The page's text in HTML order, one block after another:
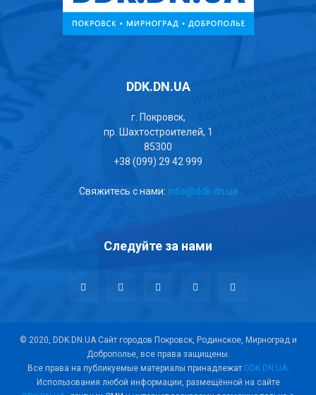
DDK.DN.UA
г. Покровск,
пр. Шахтостроителей, 1
85300
+38 (099) 29 42 999
Свяжитесь с нами: info@ddk.dn.ua
Следуйте за нами
© 2020, DDK.DN.UA Сайт городов Покровск, Родинское, Мирноград и
Доброполье, все права защищены.
Все права на публикуемые материалы принадлежат DDK.DN.UA.
Использования любой информации, размещённой на сайте